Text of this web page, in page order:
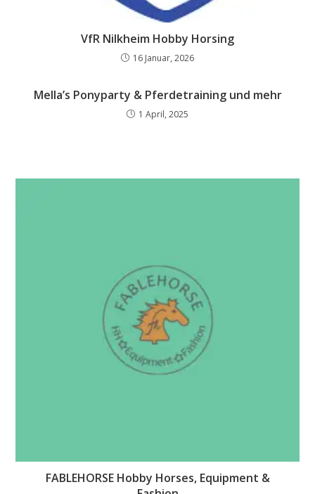
VfR Nilkheim Hobby Horsing
16 Januar, 2026
Mella’s Ponyparty & Pferdetraining und mehr
1 April, 2025
FABLEHORSE Hobby Horses, Equipment &